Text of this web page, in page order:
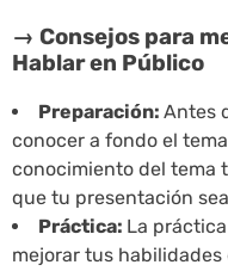
→ Consejos para
Hablar en Público
Preparación: Antes
conocer a fondo el
conocimiento del tema
que tu presentación
Práctica: La
mejorar tus